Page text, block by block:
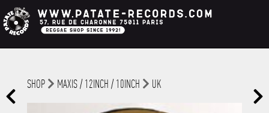
SHOP MAXIS / 12INCH / 10INCH UK